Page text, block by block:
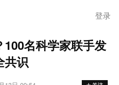
登录
名科学家联手发
共识